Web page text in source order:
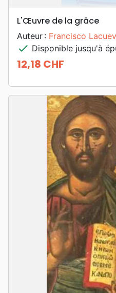
L'Œuvre de la grâce
Auteur : Francisco
check Disponible jusqu'à
Prix
12,18 CHF